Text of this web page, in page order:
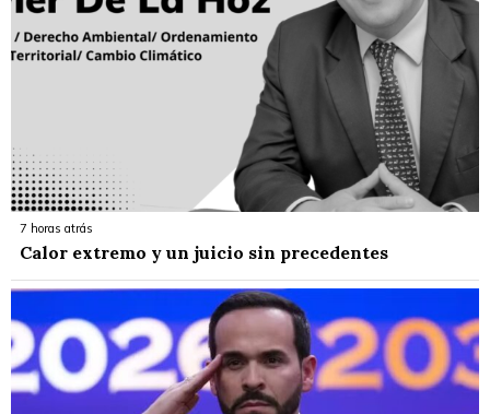
7 horas atrás
Calor extremo y un juicio sin precedentes